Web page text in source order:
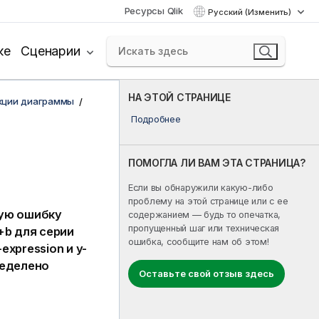
Ресурсы Qlik Русский (Изменить)
Сценарии
НА ЭТОЙ СТРАНИЦЕ
Подробнее
ПОМОГЛА ЛИ ВАМ ЭТА СТРАНИЦА?
Если вы обнаружили какую-либо
проблему на этой странице или с ее
содержанием — будь то опечатка,
пропущенный шаг или техническая
ошибка, сообщите нам об этом!
Оставьте свой отзыв здесь
диаграммы
ошибку
для серии
и y-